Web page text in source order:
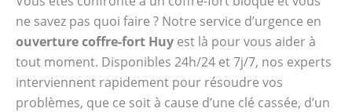
ne savez pas quoi faire ? Notre service d’urgence en
ouverture coffre-fort Huy est là pour vous aider à
tout moment. Disponibles 24h/24 et 7j/7, nos experts
interviennent rapidement pour résoudre vos
problèmes, que ce soit à cause d’une clé cassée, d’un